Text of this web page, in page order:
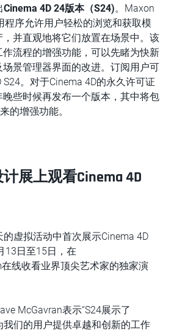
Cinema 4D 24版本（S24)。Maxon
程序允许用户轻松的浏览和获取模
并直观地将它们放置在场景中。该
流程的增强功能，可以先睹为快新
景管理器界面的改进。订阅用户可
S24。对于Cinema 4D的永久许可证
些时候再发布一个版本，其中将包
的增强功能。
展上观看Cinema 4D
虚拟活动中首次展示Cinema 4D
13日至15日，在
线收看业界顶尖艺术家的独家演
McGavran表示“S24展示了
们的用户提供卓越和创新的工作